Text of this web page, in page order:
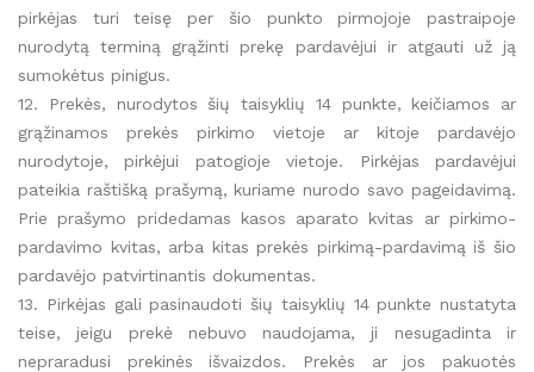
pirkėjas turi teisę per šio punkto pirmojoje pastraipoje
nurodytą terminą grąžinti prekę pardavėjui ir atgauti už ją
sumokėtus pinigus.
12. Prekės, nurodytos šių taisyklių 14 punkte, keičiamos ar
grąžinamos prekės pirkimo vietoje ar kitoje pardavėjo
nurodytoje, pirkėjui patogioje vietoje. Pirkėjas pardavėjui
pateikia raštišką prašymą, kuriame nurodo savo pageidavimą.
Prie prašymo pridedamas kasos aparato kvitas ar pirkimo-
pardavimo kvitas, arba kitas prekės pirkimą-pardavimą iš šio
pardavėjo patvirtinantis dokumentas.
13. Pirkėjas gali pasinaudoti šių taisyklių 14 punkte nustatyta
teise, jeigu prekė nebuvo naudojama, ji nesugadinta ir
nepraradusi prekinės išvaizdos. Prekės ar jos pakuotės